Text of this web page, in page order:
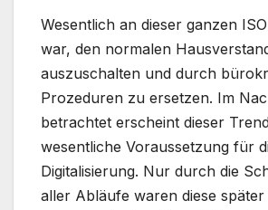
Wesentlich an dieser ganzen
war, den normalen
auszuschalten und durch
Prozeduren zu ersetzen. Im
betrachtet erscheint dieser
wesentliche Voraussetzung für
Digitalisierung. Nur durch die
aller Abläufe waren diese